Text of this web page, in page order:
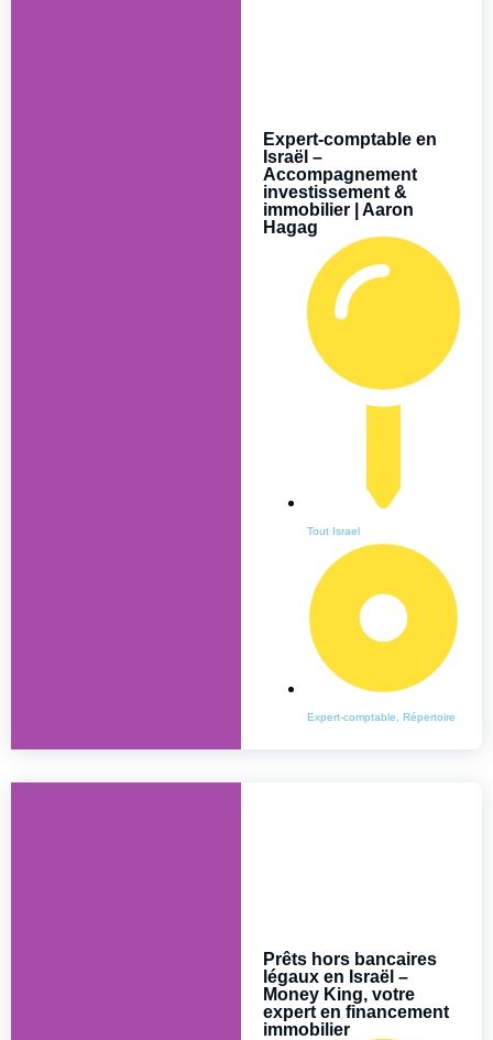
Expert-comptable en
Israël –
Accompagnement
investissement &
immobilier | Aaron
Hagag
Tout Israel
Expert-comptable Répertoire
Prêts hors bancaires
légaux en Israël –
Money King, votre
expert en financement
immobilier